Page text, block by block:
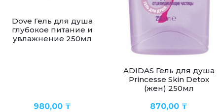
Dove Гель для душа
глубокое питание и
увлажнение 250мл
980,00 ₸
ADIDAS Гель для душа
Princesse Skin Detox
(жен) 250мл
870,00 ₸